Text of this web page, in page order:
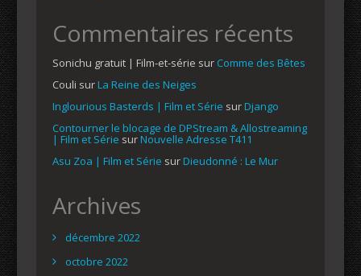
Commentaires récents
Sonichu gratuit | Film-et-série sur Comme des Bêtes
Couli surLa Reine des Neiges
Inglourious Basterds | Film et Série surDjango
Contourner le blocage de DPStream & Allostreaming
| Film et Série surNouvelle Adresse T411
Asu Zoa | Film et Série surDieudonné : Le Mur
Archives
décembre 2022
octobre 2022